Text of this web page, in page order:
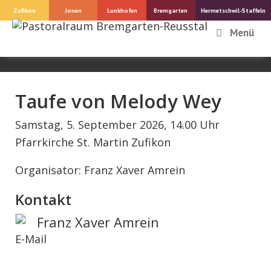
Springe
zum
Zufikon Jonen Lunkhofen Bremgarten Hermetschwil-Staffeln
Menü
Taufe von Melody Wey
Samstag, 5. September 2026, 14.00 Uhr
Pfarrkirche St. Martin Zufikon
Organisator: Franz Xaver Amrein
Kontakt
Franz Xaver Amrein
E-Mail